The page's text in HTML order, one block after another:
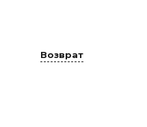
Возврат